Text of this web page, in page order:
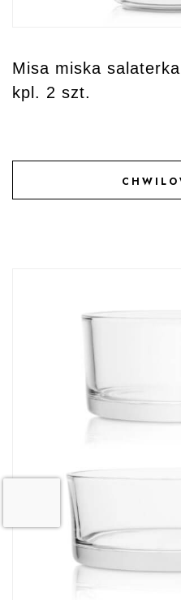
Misa miska
kpl. 2 szt.
DODAJ